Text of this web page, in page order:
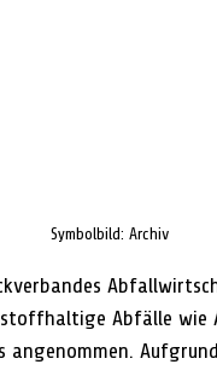
Symbolbild: Archiv
Abfälle wie